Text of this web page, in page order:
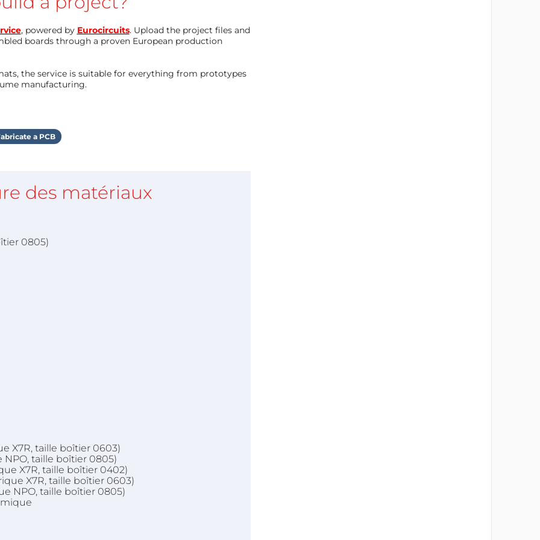
, powered by Eurocircuits. Upload the project files and
boards through a proven European production
the service is suitable for everything from prototypes
manufacturing.
a PCB
des matériaux
0805)
X7R, taille boîtier 0603)
NPO, taille boîtier 0805)
X7R, taille boîtier 0402)
X7R, taille boîtier 0603)
NPO, taille boîtier 0805)